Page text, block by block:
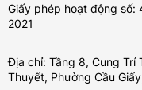
Giấy phép hoạt động số:
2021
Địa chỉ: Tầng 8, Cung Trí
Thuyết, Phường Cầu